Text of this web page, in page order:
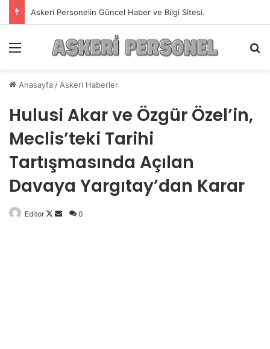
Askeri Personelin Güncel Haber ve Bilgi Sitesi.
Anasayfa / Askeri Haberler
Hulusi Akar ve Özgür Özel’in,
Meclis’teki Tarihi
Tartışmasında Açılan
Davaya Yargıtay’dan Karar
Editor
Follow
Bir
0